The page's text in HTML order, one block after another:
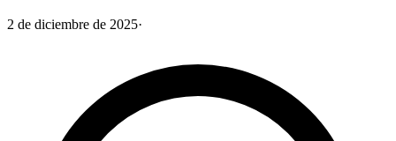
2 de diciembre de 2025·